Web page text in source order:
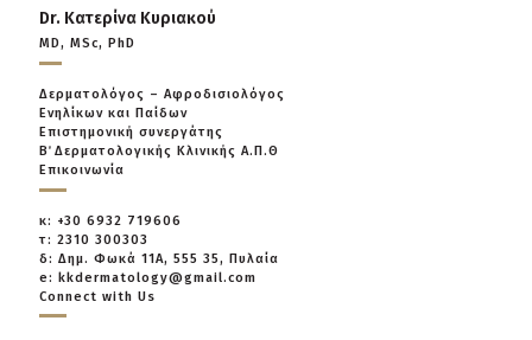
Dr. Κατερίνα Κυριακού
MD, MSc, PhD
Δερματολόγος – Αφροδισιολόγος
Ενηλίκων και Παίδων
Επιστημονική συνεργάτης
Β΄ Δερματολογικής Κλινικής Α.Π.Θ
Επικοινωνία
κ: +30 6932 719606
τ: 2310 300303
δ: Δημ. Φωκά 11Α, 555 35, Πυλαία
e: kkdermatology@gmail.com
Connect with Us